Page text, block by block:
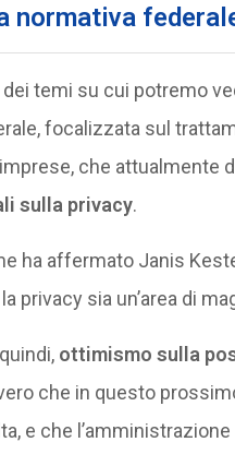
normativa
dei temi su cui potremo
focalizzata sul
che attualmente
sulla privacy.
ha affermato Janis
privacy sia un’area di
quindi, ottimismo sulla
che in questo
e che